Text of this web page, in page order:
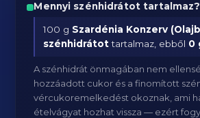
Mennyi szénhidrátot tartalmaz?
100 g Szardénia Konzerv
szénhidrátottartalmaz, ebből 0
A szénhidrát önmagában nem
hozzáadott cukor és a finomított
vércukoremelkedést okoznak, ami
ételvágyat hozhat vissza — ezért